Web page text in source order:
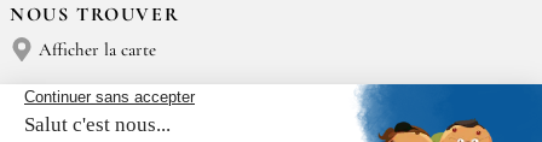
NOUS TROUVER
Afficher la carte
NOUS CONTACTER
Épices Rœllinger